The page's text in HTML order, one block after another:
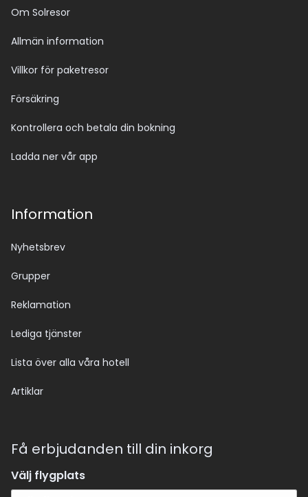
Om Solresor
Allmän information
Villkor för paketresor
Försäkring
Kontrollera och betala din bokning
Ladda ner vår app
Information
Nyhetsbrev
Grupper
Reklamation
Lediga tjänster
Lista över alla våra hotell
Artiklar
Få erbjudanden till din inkorg
Välj flygplats